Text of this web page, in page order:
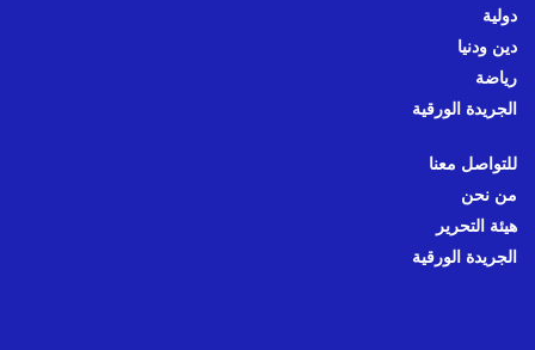
دولية
دين ودنيا
رياضة
الجريدة الورقية
للتواصل معنا
من نحن
هيئة التحرير
الجريدة الورقية